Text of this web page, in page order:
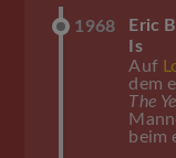
1968
Eric
Is
Auf
dem
The
beim